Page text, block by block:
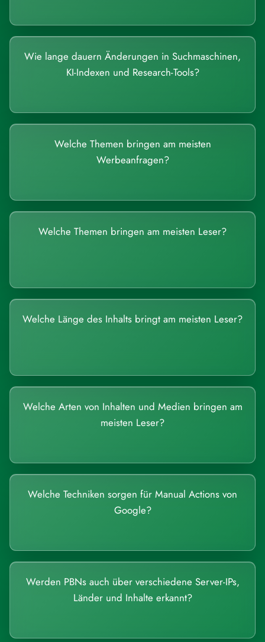
Wie lange dauern Änderungen in Suchmaschinen,
KI-Indexen und Research-Tools?
Welche Themen bringen am meisten
Werbeanfragen?
Welche Themen bringen am meisten Leser?
Welche Länge des Inhalts bringt am meisten Leser?
Welche Arten von Inhalten und Medien bringen am
meisten Leser?
Welche Techniken sorgen für Manual Actions von
Google?
Werden PBNs auch über verschiedene Server-IPs,
Länder und Inhalte erkannt?